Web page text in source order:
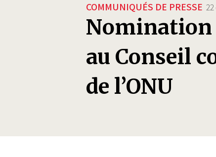
COMMUNIQUÉS DE PRESSE
Nomination
au Conseil
de l’ONU